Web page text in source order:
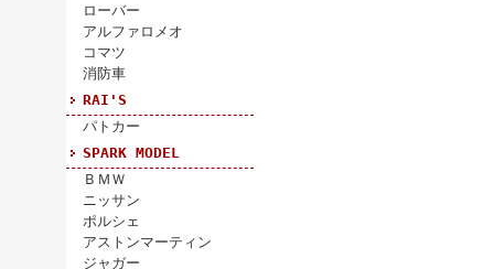
ローバー
アルファロメオ
コマツ
消防車
RAI'S
パトカー
SPARK MODEL
ＢＭＷ
ニッサン
ポルシェ
アストンマーティン
ジャガー